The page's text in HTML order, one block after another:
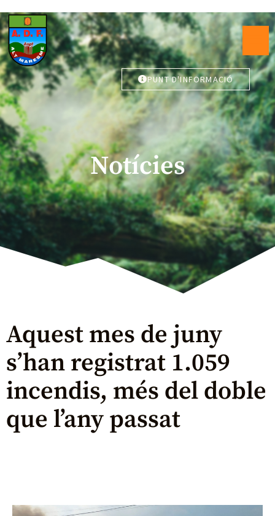
PUNT D'INFORMACIÓ
Notícies
Aquest mes de juny
s’han registrat 1.059
incendis, més del doble
que l’any passat